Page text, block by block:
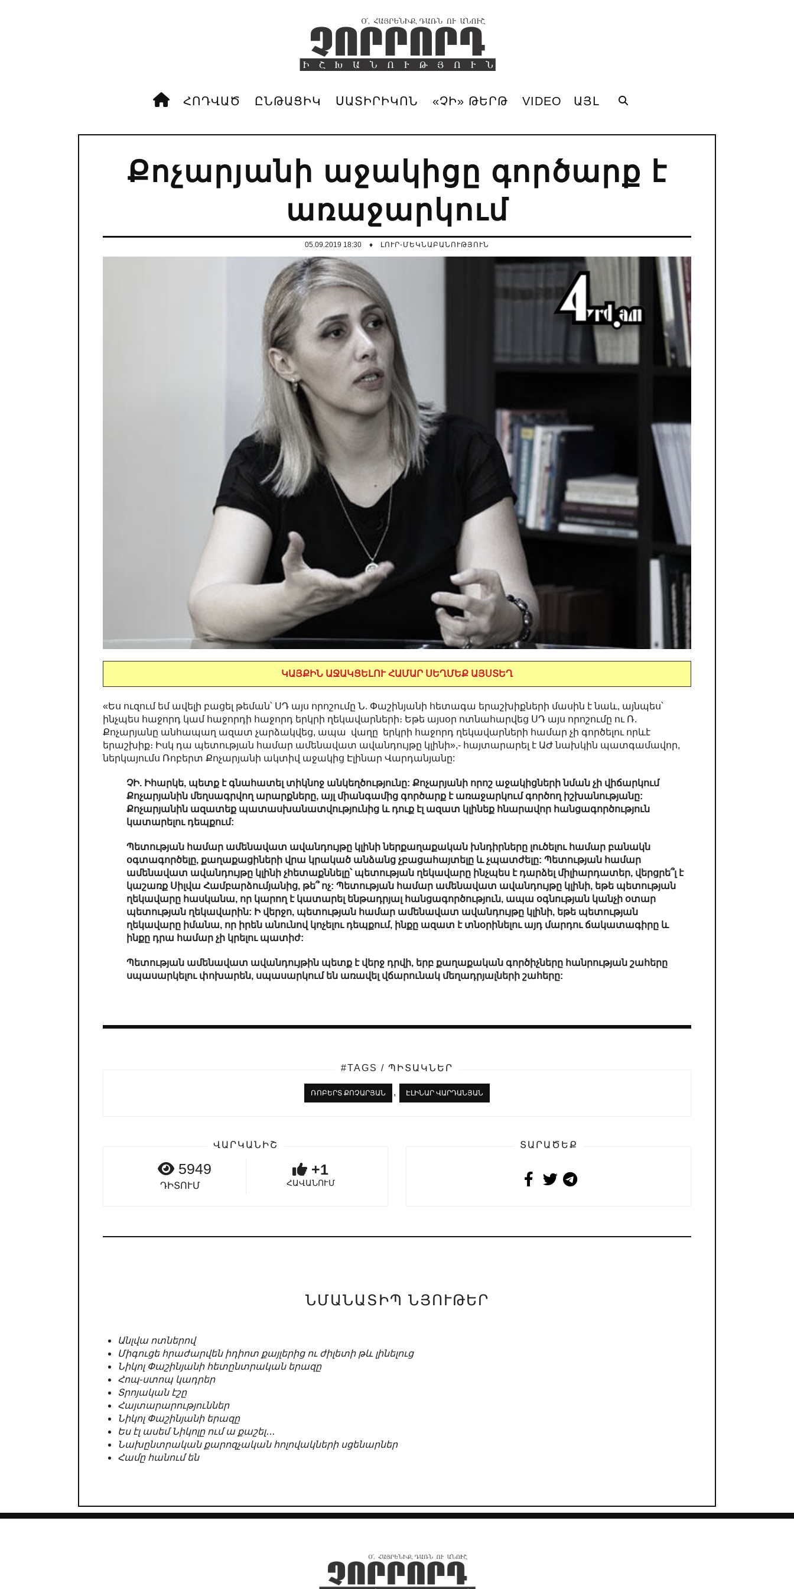
ՀՈԴՎԱԾ ԸՆԹԱՑԻԿ ՍԱՏԻՐԻԿՈՆ «ՉԻ» ԹԵՐԹ VIDEO ԱՅԼ
Քոչարյանի աջակիցը գործարք է
առաջարկում
05.09.2019 18:30 ♦ ԼՈՒՐ-ՄԵԿՆԱԲԱՆՈՒԹՅՈՒՆ
ԿԱՅՔԻՆ ԱՋԱԿՑԵԼՈՒ ՀԱՄԱՐ ՍԵՂՄԵՔ ԱՅՍՏԵՂ
«Ես ուզում եմ ավելի բացել թեման՝ ՍԴ այս որոշումը Ն. Փաշինյանի հետագա երաշխիքների մասին է նաև, այնպես՝
ինչպես հաջորդ կամ հաջորդի հաջորդ երկրի ղեկավարների։ Եթե այսօր ոտնահարվեց ՍԴ այս որոշումը ու Ռ.
Քոչարյանը անհապաղ ազատ չարձակվեց, ապա վաղը երկրի հաջորդ ղեկավարների համար չի գործելու որևէ
երաշխիք։ Իսկ դա պետության համար ամենավատ ավանդույթը կլինի»,- հայտարարել է ԱԺ նախկին պատգամավոր,
ներկայումս Ռոբերտ Քոչարյանի ակտիվ աջակից Էլինար Վարդանյանը:
ՉԻ. Իհարկե, պետք է գնահատել տիկնոջ անկեղծությունը: Քոչարյանի որոշ աջակիցների նման չի վիճարկում
Քոչարյանին մեղսագրվող արարքները, այլ միանգամից գործարք է առաջարկում գործող իշխանությանը:
Քոչարյանին ազատեք պատասխանատվությունից և դուք էլ ազատ կլինեք հնարավոր հանցագործություն
կատարելու դեպքում:
Պետության համար ամենավատ ավանդույթը կլինի ներքաղաքական խնդիրները լուծելու համար բանակն
օգտագործելը, քաղաքացիների վրա կրակած անձանց չբացահայտելը և չպատժելը: Պետության համար
ամենավատ ավանդույթը կլինի չհետաքննելը՝ պետության ղեկավարը ինչպես է դարձել միլիարդատեր, վերցրե՞լ է
կաշառք Սիլվա Համբարձումյանից, թե՞ ոչ: Պետության համար ամենավատ ավանդույթը կլինի, եթե պետության
ղեկավարը հասկանա, որ կարող է կատարել ենթադրյալ հանցագործություն, ապա օգնության կանչի օտար
պետության ղեկավարին: Ի վերջո, պետության համար ամենավատ ավանդույթը կլինի, եթե պետության
ղեկավարը իմանա, որ իրեն անունով կոչելու դեպքում, ինքը ազատ է տնօրինելու այդ մարդու ճակատագիրը և
ինքը դրա համար չի կրելու պատիժ:
Պետության ամենավատ ավանդույթին պետք է վերջ դրվի, երբ քաղաքական գործիչները հանրության շահերը
սպասարկելու փոխարեն, սպասարկում են առավել վճարունակ մեղադրյալների շահերը:
#TAGS / ՊԻՏԱԿՆԵՐ
ՌՈԲԵՐՏ ՔՈՉԱՐՅԱՆ , ԷԼԻՆԱՐ ՎԱՐԴԱՆՅԱՆ
ՎԱՐԿԱՆԻՇ
5949
ԴԻՏՈՒՄ
+1
ՀԱՎԱՆՈՒՄ
ՏԱՐԱԾԵՔ
ՆՄԱՆԱՏԻՊ ՆՅՈՒԹԵՐ
Անլվա ոտներով
Միգուցե հրաժարվեն իդիոտ քայլերից ու ժիլետի թև լինելուց
Նիկոլ Փաշինյանի հետընտրական երազը
Հոպ-ստոպ կադրեր
Տրոյական էշը
Հայտարարություններ
Նիկոլ Փաշինյանի երազը
Ես էլ ասեմ Նիկոլը ում ա քաշել․․․
Նախընտրական քարոզչական հոլովակների սցենարներ
Համը հանում են